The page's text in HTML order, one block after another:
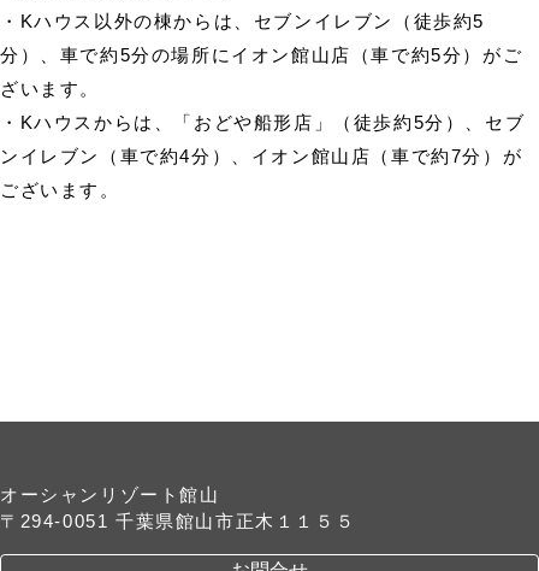
・Kハウス以外の棟からは、セブンイレブン（徒歩約5
分）、車で約5分の場所にイオン館山店（車で約5分）がご
ざいます。
・Kハウスからは、「おどや船形店」（徒歩約5分）、セブ
ンイレブン（車で約4分）、イオン館山店（車で約7分）が
ございます。
オーシャンリゾート館山
〒294-0051 千葉県館山市正木１１５５